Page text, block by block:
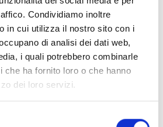
Condividiamo inoltre
in cui utilizza il nostro sito con i
di analisi dei dati web,
i quali potrebbero combinarle
che ha fornito loro o che hanno
dei loro servizi.
competenze avanzate
accedere alle nuove
dell'era digitale.
uso delle tecnologie
e nella società
digitale della pubblica